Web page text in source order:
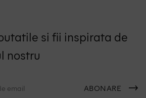
si fii inspirata de
nostru
ABONARE